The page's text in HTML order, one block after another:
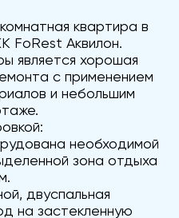
квартира в
FoRest Аквилон.
является хорошая
с применением
и небольшим
необходимой
зона отдыха
двуспальная
на застекленную